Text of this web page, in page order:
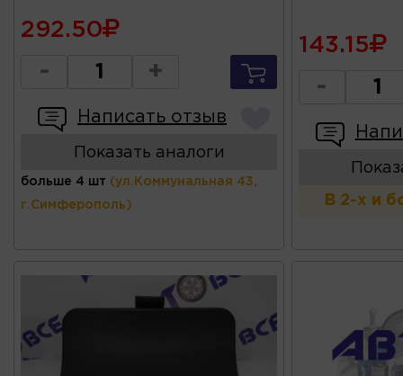
292.50
- +
Написать отзыв
Показать аналоги
больше 4 шт (ул.Коммунальная 43,
г.Симферополь)
143.15
-
В 2-х и